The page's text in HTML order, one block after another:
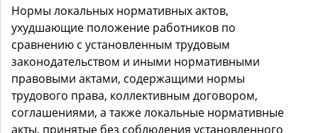
Нормы локальных нормативных актов,
ухудшающие положение работников по
сравнению с установленным трудовым
законодательством и иными нормативными
правовыми актами, содержащими нормы
трудового права, коллективным договором,
соглашениями, а также локальные нормативные
акты, принятые без соблюдения установленного